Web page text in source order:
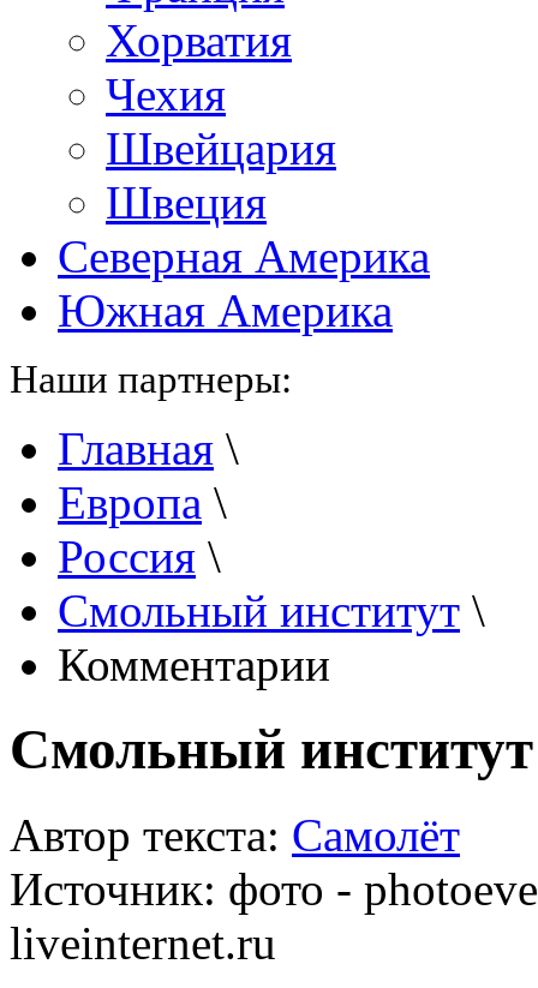
Хорватия
Чехия
Швейцария
Швеция
Северная Америка
Южная Америка
Наши партнеры:
Главная \
Европа \
Россия \
Смольный институт \
Комментарии
Смольный институт
Автор текста: Самолёт
Источник: фото -
liveinternet.ru